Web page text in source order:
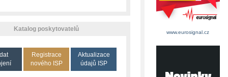
Katalog poskytovatelů
Registrace
nového ISP
Aktualizace
údajů ISP
www.eurosignal.cz